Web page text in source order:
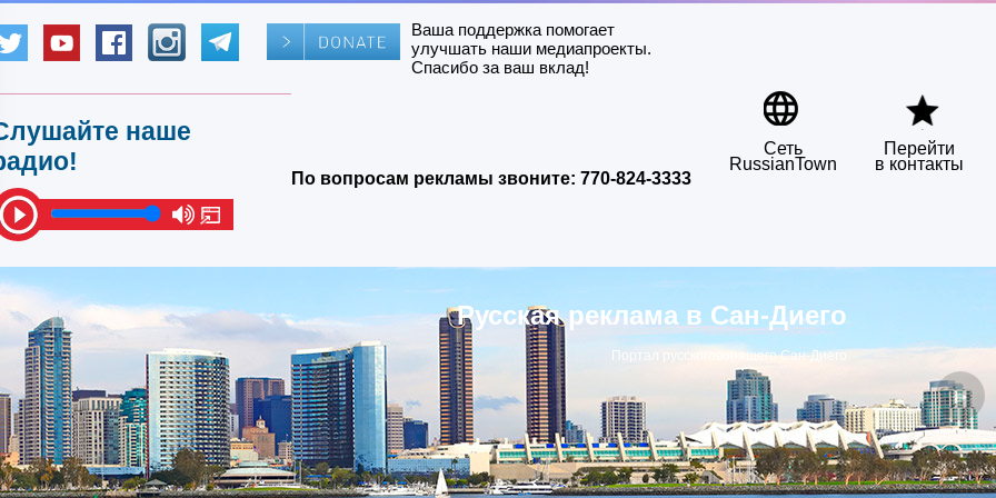
Ваша поддержка помогает
улучшать наши медиапроекты.
Спасибо за ваш вклад!
наше
По вопросам рекламы звоните: 770-824-3333
Сеть
RussianTown
Перейти
в контакты
Русская реклама в Сан-Диего
Портал русскоговорящего Сан-Диего
▶